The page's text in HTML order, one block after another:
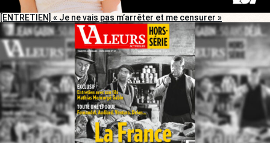
[ENTRETIEN] « Je ne vais pas m’arrêter et me censurer »